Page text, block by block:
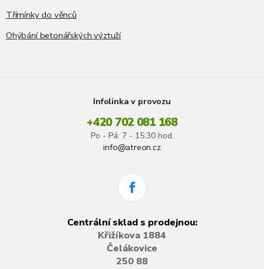
Třímínky do věnců
Ohýbání betonářských výztuží
Infolinka v provozu
+420 702 081 168
Po - Pá: 7 - 15:30 hod.
info@atreon.cz
Centrální sklad s prodejnou:
Křižíkova 1884
Čelákovice
250 88